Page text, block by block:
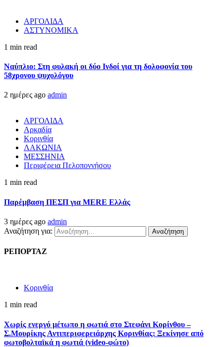
ΑΡΓΟΛΙΔΑ
ΑΣΤΥΝΟΜΙΚΑ
1 min read
Ναύπλιο: Στη φυλακή οι δύο Ινδοί για τη δολοφονία του
58χρονου ψυχολόγου
2 ημέρες ago admin
ΑΡΓΟΛΙΔΑ
Αρκαδία
Κορινθία
ΛΑΚΩΝΙΑ
ΜΕΣΣΗΝΙΑ
Περιφέρεια Πελοποννήσου
1 min read
Παρέμβαση ΠΕΣΠ για MERE Ελλάς
3 ημέρες ago admin
Αναζήτηση για:
ΡΕΠΟΡΤΑΖ
Κορινθία
1 min read
Χωρίς ενεργό μέτωπο η φωτιά στο Στεφάνι Κορίνθου –
Σ.Μουρίκης Αντιπεριφερειάρχης Κορινθίας: Ξεκίνησε από
φωτοβολταϊκά η φωτιά (video-φώτο)